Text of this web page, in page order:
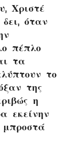
Χριστέ
όταν
πέπλο
τα
το
της
η
εκείνην